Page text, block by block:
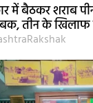
में बैठकर शराब
तीन के खिलाफ